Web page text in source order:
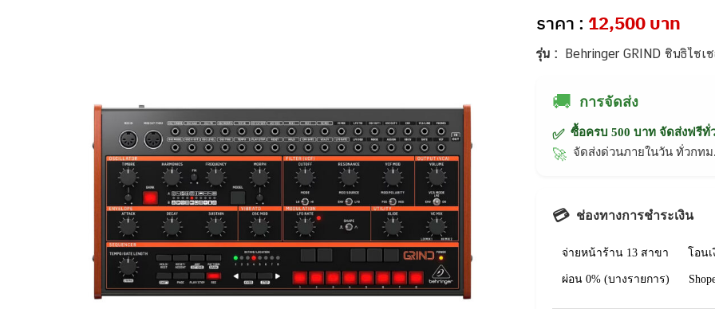
ราคา : 12,500 บาท
รุ่น : Behringer GRIND ซินธิไซเ
🚚 การจัดส่ง
✅ ซื้อครบ 500 บาท จัดส่งฟรีทั่
🚀 จัดส่งด่วนภายในวัน ทั่วกท
💳 ช่องทางการชำระเงิน
จ่ายหน้าร้าน 13 สาขา โอน
ผ่อน 0% (บางรายการ)